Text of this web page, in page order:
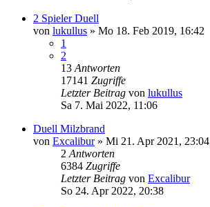
2 Spieler Duell
von lukullus » Mo 18. Feb 2019, 16:42
1
2
13 Antworten
17141 Zugriffe
Letzter Beitrag von lukullus
Sa 7. Mai 2022, 11:06
Duell Milzbrand
von Excalibur» Mi 21. Apr 2021, 23:04
2 Antworten
6384 Zugriffe
Letzter Beitrag von Excalibur
So 24. Apr 2022, 20:38